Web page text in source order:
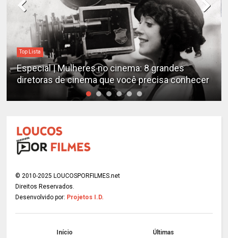
Top Lista
Especial | Mulheres no cinema: 8 grandes
diretoras de cinema que você precisa conhecer
© 2010-2025 LOUCOSPORFILMES.net
Direitos Reservados.
Desenvolvido por: Projetos I.D.
Início Últimas